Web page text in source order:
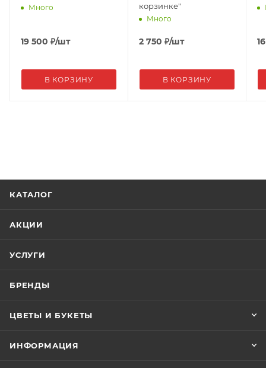
Много
19 500 ₽/шт
В КОРЗИНУ
корзинке"
Много
2 750 ₽/шт
В КОРЗИНУ
КАТАЛОГ
АКЦИИ
УСЛУГИ
БРЕНДЫ
ЦВЕТЫ И БУКЕТЫ
ИНФОРМАЦИЯ